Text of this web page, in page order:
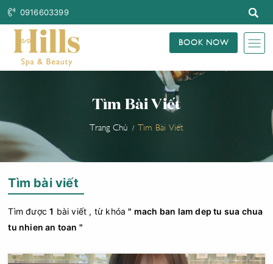
0916603399
BOOK NOW
Tìm Bài Viết
Trang Chủ Tìm Bài Viết
Tìm bài viết
Tìm được1 bài viết , từ khóa" mach ban lam dep tu sua chua
tu nhien an toan "